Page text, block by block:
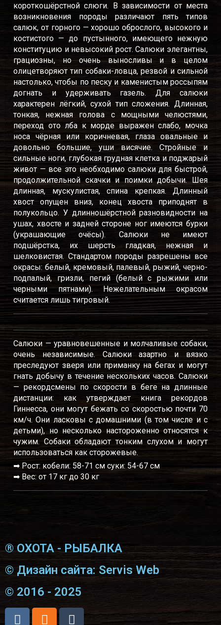
короткошёрстной слюги. В зависимости от места
возникновения породы различают пять типов
салюк, от горного — хорошо оброслого, высокого и
костистого — до пустынного, имеющего нежную
конституцию и невысокий рост. Салюки элегантны,
грациозны, но очень выносливы и в целом
олицетворяют тип собаки-ловца, резвой и сильной
настолько, чтобы по песку и каменистым россыпям
догнать и удерживать газель. Для салюки
характерен лёгкий, сухой тип сложения. Длинная,
тонкая, нежная голова с мощными челюстями,
переход ото лба к морде выражен слабо, мочка
носа чёрная или коричневая, глаза овальные и
довольно большие, уши висячие. Стройные и
сильные ноги, глубокая грудная клетка и поджарый
живот — все это необходимо салюки для быстрой,
продолжительной скачки и поимки добычи. Шея
длинная, мускулистая, спина крепкая. Длинный
хвост опущен вниз, конец хвоста приподнят в
полукольцо. У длинношёрстной разновидности на
ушах, хвосте и задней стороне ног имеются бурки
(украшающие очёсы). Салюки не имеют
подшёрстка, их шерсть гладкая, нежная и
шелковистая. Стандартом породы разрешены все
окрасы: белый, кремовый, палевый, рыжий, черно-
подпалый, гризли, пегий (белый с рыжими или
черными пятнами). Нежелательным окрасом
считается лишь тигровый.
Салюки — уравновешенные и молчаливые собаки,
очень независимые. Салюки азартно и вязко
преследуют зверя или приманку на бегах и могут
гнать добычу в течение нескольких часов. Салюки
— рекордсмены по скорости в беге на длинные
дистанции: как утверждает книга рекордов
Гиннесса, они могут бежать со скоростью почти 70
км/ч. Они ласковы с домашними (в том числе и с
детьми), но несколько настороженно относятся к
чужим. Собаки обладают тонким слухом и могут
использоваться как сторожевые.
➡ Рост: кобели: 58-71 см суки: 54-67 см
➡ Вес: от 17 кг до 30 кг
® ОХОТА - РЫБАЛКА
© Дизайн сайта: Servis Web
© 2016 - 2025